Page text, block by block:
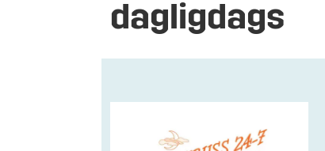
dagligdags